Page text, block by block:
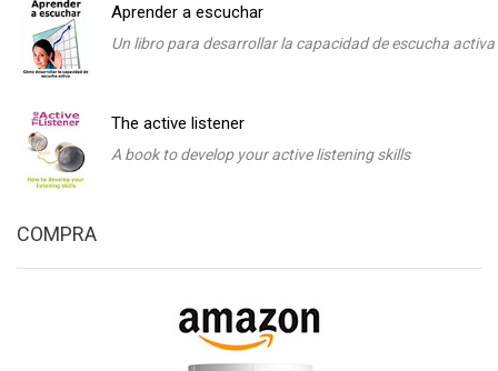
Aprender a escuchar
Un libro para desarrollar la capacidad de escucha activa
The active listener
A book to develop your active listening skills
COMPRA